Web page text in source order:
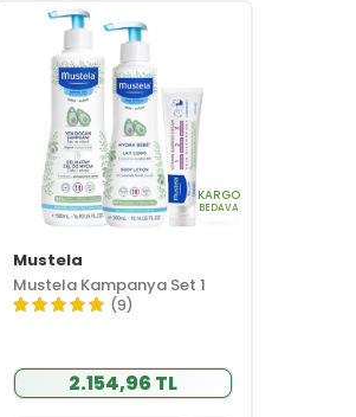
KARGO
BEDAVA
Mustela
Mustela Kampanya Set 1
(9)
2.154,96 TL